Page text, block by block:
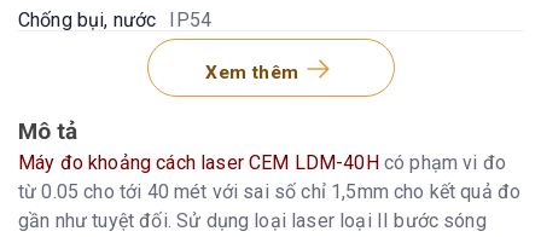
Chống bụi, nước
IP54
Siêu mềm ( tuổi thọ cao)
Nhiệt độ hoạt
động
Nhiệt độ lưu trữ
-20°C đến 60°C
Tuổi thọ pin
Lên đến 4.000 lần đo
Xem thêm
Mô tả
Máy đo khoảng cách laser CEM LDM-40H có phạm vi đo
từ 0.05 cho tới 40 mét với sai số chỉ 1,5mm cho kết quả đo
gần như tuyệt đối. Sử dụng loại laser loại II bước sóng